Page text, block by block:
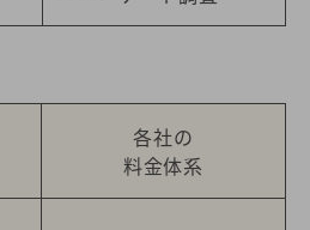
各社の
料金体系